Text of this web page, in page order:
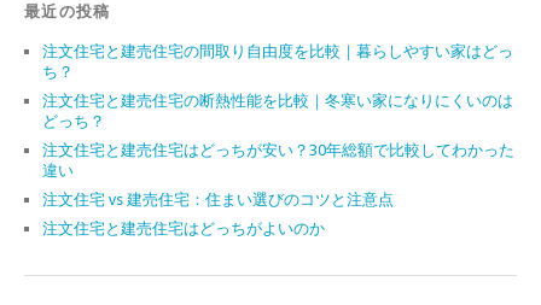
最近の投稿
注文住宅と建売住宅の間取り自由度を比較｜暮らしやすい家はどっ
ち？
注文住宅と建売住宅の断熱性能を比較｜冬寒い家になりにくいのは
どっち？
注文住宅と建売住宅はどっちが安い？30年総額で比較してわかった
違い
注文住宅 vs 建売住宅：住まい選びのコツと注意点
注文住宅と建売住宅はどっちがよいのか